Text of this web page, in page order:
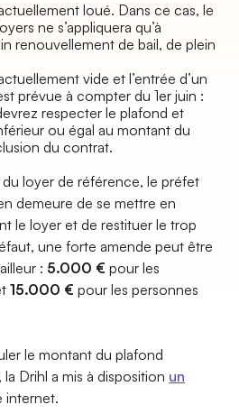
loué. Dans ce cas, le
ne s’appliquera qu’à
renouvellement de bail, de plein
vide et l’entrée d’un
prévue à compter du 1er juin :
respecter le plafond et
ou égal au montant du
du contrat.
loyer de référence, le préfet
demeure de se mettre en
le loyer et de restituer le trop
une forte amende peut être
: 5.000 € pour les
15.000 € pour les personnes
le montant du plafond
Drihl a mis à disposition un
internet.